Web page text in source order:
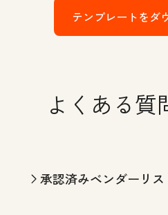
テンプレートをダ
よくある質
承認済みベンダーリス